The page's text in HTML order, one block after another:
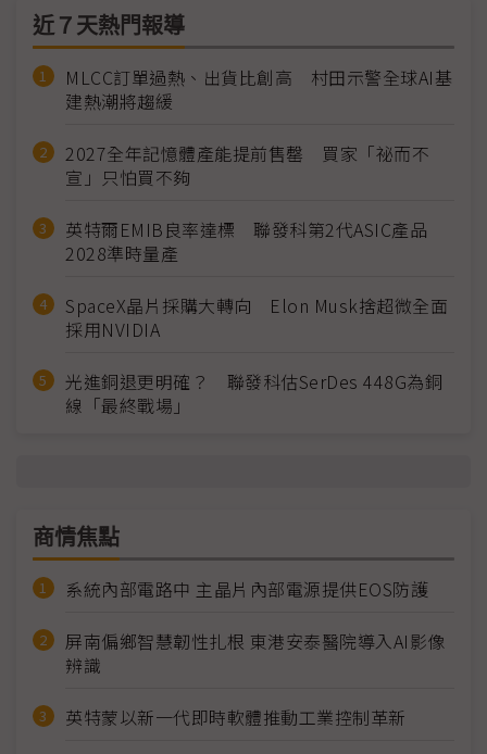
近７天熱門報導
MLCC訂單過熱、出貨比創高 村田示警全球AI基
建熱潮將趨緩
2027全年記憶體產能提前售罄 買家「祕而不
宣」只怕買不夠
英特爾EMIB良率達標 聯發科第2代ASIC產品
2028準時量產
SpaceX晶片採購大轉向 Elon Musk捨超微全面
採用NVIDIA
光進銅退更明確？ 聯發科估SerDes 448G為銅
線「最終戰場」
商情焦點
系統內部電路中 主晶片內部電源提供EOS防護
屏南偏鄉智慧韌性扎根 東港安泰醫院導入AI影像
辨識
英特蒙以新一代即時軟體推動工業控制革新